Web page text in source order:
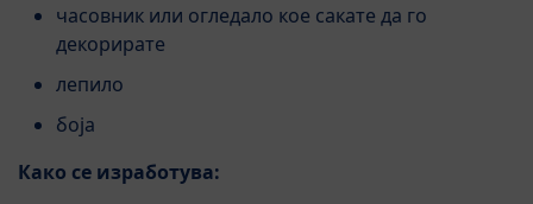
часовник или огледало кое сакате да го
декорирате
лепило
боја
Како се изработува: